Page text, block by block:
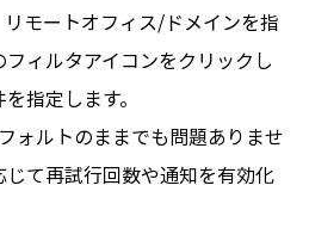
モートオフィス/ドメインを指
ィルタアイコンをクリックし
指定します。
ォルトのままでも問題ありませ
じて再試行回数や通知を有効化